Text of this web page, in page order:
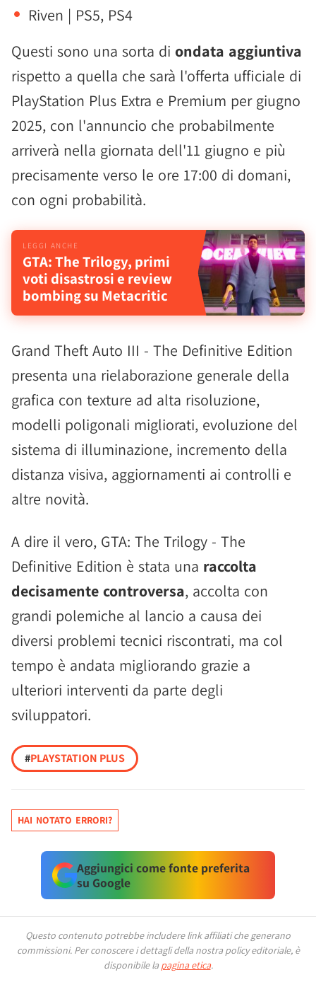
Riven | PS5, PS4
Questi sono una sorta di ondata aggiuntiva
rispetto a quella che sarà l'offerta ufficiale di
PlayStation Plus Extra e Premium per giugno
2025, con l'annuncio che probabilmente
arriverà nella giornata dell'11 giugno e più
precisamente verso le ore 17:00 di domani,
con ogni probabilità.
GTA: The Trilogy, primi
voti disastrosi e review
bombing su Metacritic
Grand Theft Auto III - The Definitive Edition
presenta una rielaborazione generale della
grafica con texture ad alta risoluzione,
modelli poligonali migliorati, evoluzione del
sistema di illuminazione, incremento della
distanza visiva, aggiornamenti ai controlli e
altre novità.
A dire il vero, GTA: The Trilogy - The
Definitive Edition è stata una raccolta
decisamente controversa, accolta con
grandi polemiche al lancio a causa dei
diversi problemi tecnici riscontrati, ma col
tempo è andata migliorando grazie a
ulteriori interventi da parte degli
sviluppatori.
#PLAYSTATION PLUS
HAI NOTATO ERRORI?
Aggiungici come fonte preferita
su Google
Questo contenuto potrebbe includere link affiliati che generano
commissioni. Per conoscere i dettagli della nostra policy editoriale, è
disponibile la pagina etica.